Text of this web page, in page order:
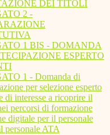
DEI TITOLI
2 -
1 BIS - DOMANDA
ESPERTO
1 - Domanda di
per selezione esperto
di interesse a ricoprire il
percorsi di formazione
digitale per il personale
personale ATA